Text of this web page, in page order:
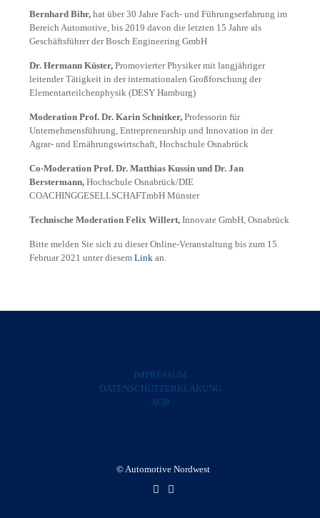
Bernhard Bihr,hat über 30 Jahre Fach- und Führungserfahrung im
Bereich Automotive, bis 2019 davon die letzten 15 Jahre als
Geschäftsführer der Bosch Engineering GmbH
Dr. Hermann Küster, Promovierter Physiker mit langjähriger
leitender Tätigkeit in der internationalen Großforschung der
Elementarteilchenphysik (DESY Hamburg)
Moderation Prof. Dr. Karin Schnitker,Professorin für
Unternehmensführung, Entrepreneurship und Innovation in der
Agrar- und Ernährungswirtschaft, Hochschule Osnabrück
Co-Moderation Prof. Dr. Matthias Kussin und Dr. Jan
Berstermann,Hochschule Osnabrück/DIE
COACHINGGESELLSCHAFTmbH Münster
Technische Moderation Felix Willert, Innovate GmbH, Osnabrück
Bitte melden Sie sich zu dieser Online-Veranstaltung bis zum 15.
Februar 2021 unter diesem Linkan.
IMPRESSUM
DATENSCHUTZERKLÄRUNG
AGB
© Automotive Nordwest